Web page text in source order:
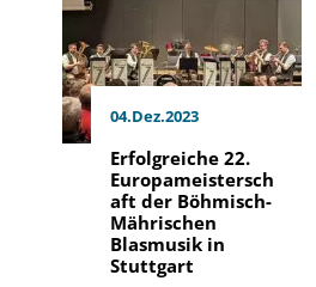
04.Dez.2023
Erfolgreiche 22.
Europameistersch
aft der Böhmisch-
Mährischen
Blasmusik in
Stuttgart